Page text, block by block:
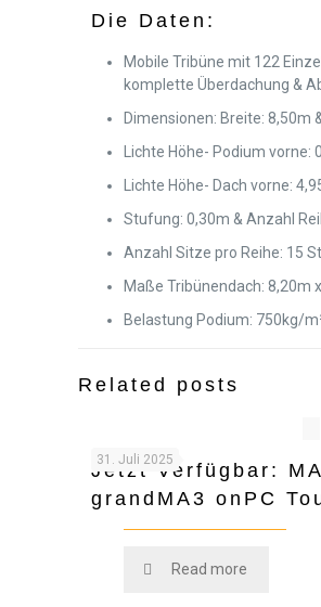
Die Daten:
Mobile Tribüne mit 122
komplette Überdachung &
Dimensionen: Breite: 8,50m
Lichte Höhe- Podium
Lichte Höhe- Dach vorne:
Stufung: 0,30m & Anzahl
Anzahl Sitze pro Reihe: 15
Maße Tribünendach: 8,20m
Belastung Podium: 750kg/
Related posts
31. Juli 2025
Jetzt Verfügbar:
grandMA3 onPC
Read more